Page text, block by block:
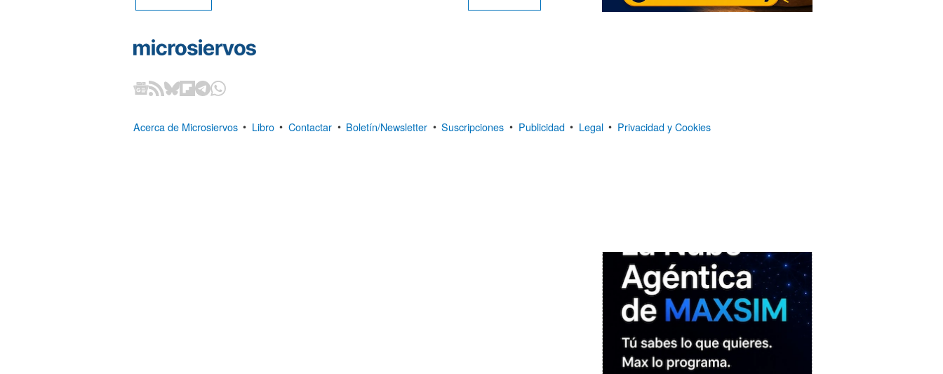
Acerca de Microsiervos • Libro • Contactar • Boletín/Newsletter • Suscripciones • Publicidad • Legal • Privacidad y Cookies